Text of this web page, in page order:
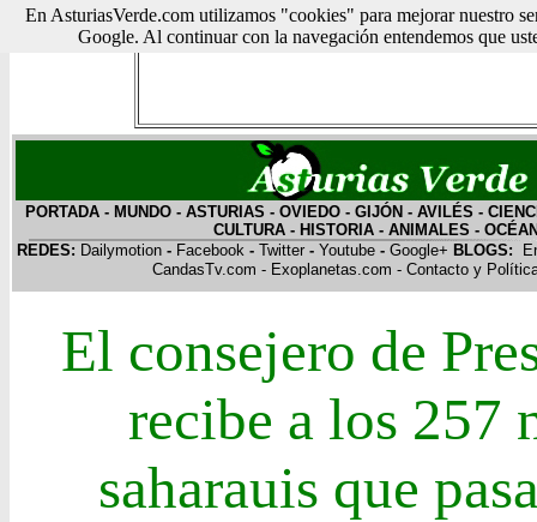
PORTADA - MUNDO - ASTURIAS - OVIEDO - GIJÓN - AVILÉS -
CULTURA- HISTORIA- ANIMALES -
REDES: Dailymotion- Facebook- Twitter- Youtube- Google+ BLOGS:
CandasTv.com - Exoplanetas.com - Contacto y
El consejero de
recibe a los 257
saharauis que
En AsturiasVerde.com utilizamos "cookies" para mejorar nuestro
Google. Al continuar con la navegación entendemos que